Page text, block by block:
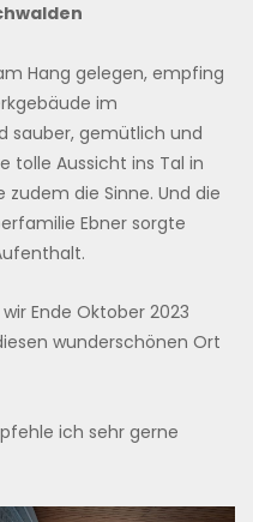
Hang gelegen, empfing
im
sauber, gemütlich und
tolle Aussicht ins Tal in
die Sinne. Und die
Ebner sorgte
Ende Oktober 2023
wunderschönen Ort
ich sehr gerne